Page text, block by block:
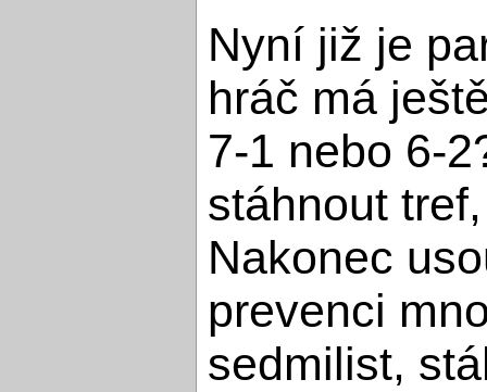
Nyní již je
hráč má
7-1 nebo 6-
stáhnout
Nakonec
prevenci
sedmilist,